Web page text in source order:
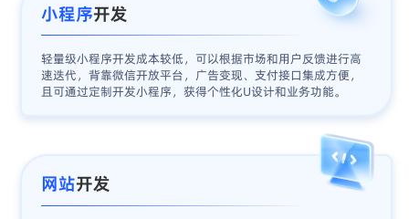
小程序开发
轻量级小程序开发成本较低，可以根据市场和用户反馈进行高
速迭代，背靠微信开放平台，广告变现、支付接口集成方便，
且可通过定制开发小程序，获得个性化U设计和业务功能。
网站开发